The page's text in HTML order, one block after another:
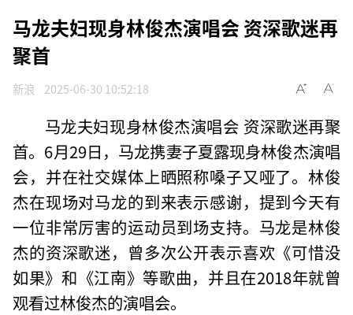
马龙夫妇现身林俊杰演唱会 资深歌迷再
聚首
新浪 2025-06-30 10:52:18
马龙夫妇现身林俊杰演唱会 资深歌迷再聚
首。6月29日，马龙携妻子夏露现身林俊杰演唱
会，并在社交媒体上晒照称嗓子又哑了。林俊
杰在现场对马龙的到来表示感谢，提到今天有
一位非常厉害的运动员到场支持。马龙是林俊
杰的资深歌迷，曾多次公开表示喜欢《可惜没
如果》和《江南》等歌曲，并且在2018年就曾
观看过林俊杰的演唱会。